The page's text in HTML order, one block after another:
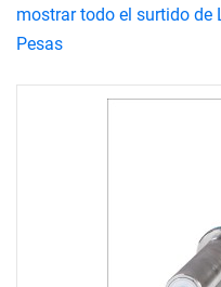
mostrar todo el surtido de
Pesas